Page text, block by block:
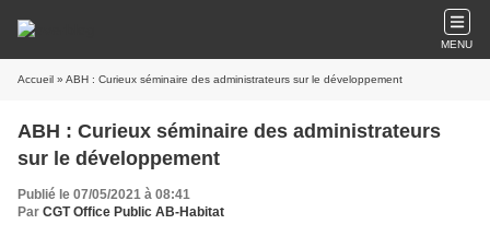
MENU
Accueil » ABH : Curieux séminaire des administrateurs sur le développement
ABH : Curieux séminaire des administrateurs
sur le développement
Publié le 07/05/2021 à 08:41
Par CGT Office Public AB-Habitat